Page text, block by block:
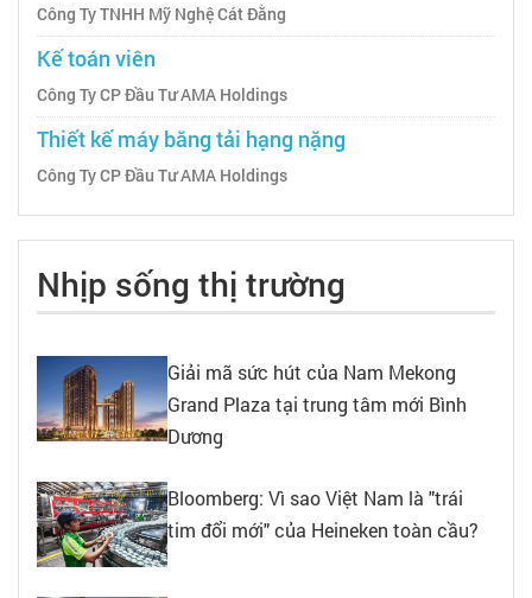
Công Ty TNHH Mỹ Nghệ Cát Đằng
Kế toán viên
Công Ty CP Đầu Tư AMA Holdings
Thiết kế máy băng tải hạng nặng
Công Ty CP Đầu Tư AMA Holdings
Nhịp sống thị trường
Giải mã sức hút của Nam Mekong
Grand Plaza tại trung tâm mới Bình
Dương
Bloomberg: Vì sao Việt Nam là "trái
tim đổi mới" của Heineken toàn cầu?